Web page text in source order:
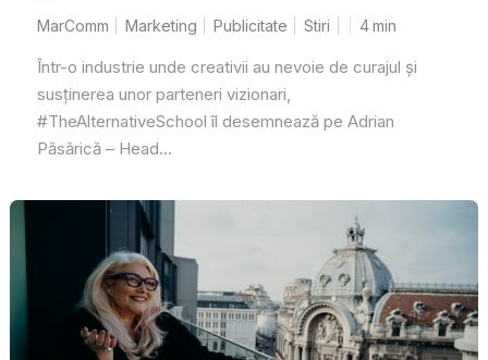
MarComm Marketing Publicitate Stiri 4min
Într-o industrie unde creativii au nevoie de curajul și
susținerea unor parteneri vizionari,
#TheAlternativeSchool îl desemnează pe Adrian
Păsărică – Head...